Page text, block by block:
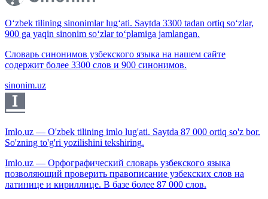
O‘zbek tilining sinonimlar lug‘ati. Saytda 3300 tadan ortiq so‘zlar,
900 ga yaqin sinonim so‘zlar to‘plamiga jamlangan.
Словарь синонимов узбекского языка на нашем сайте
содержит более 3300 слов и 900 синонимов.
sinonim.uz
Imlo.uz — O'zbek tilining imlo lug'ati. Saytda 87 000 ortiq so'z bor.
So'zning to'g'ri yozilishini tekshiring.
Imlo.uz — Орфографический словарь узбекского языка
позволяющий проверить правописание узбекских слов на
латинице и кириллице. В базе более 87 000 слов.